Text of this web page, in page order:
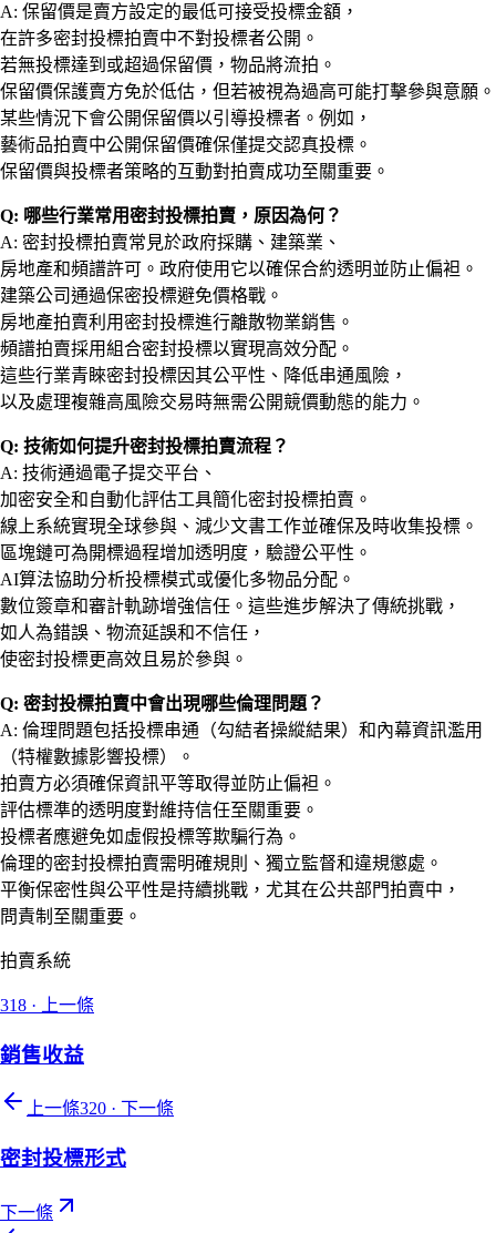
A: 保留價是賣方設定的最低可接受投標金額，
在許多密封投標拍賣中不對投標者公開。
若無投標達到或超過保留價，物品將流拍。
保留價保護賣方免於低估，但若被視為過高可能打擊參與意願。
某些情況下會公開保留價以引導投標者。例如，
藝術品拍賣中公開保留價確保僅提交認真投標。
保留價與投標者策略的互動對拍賣成功至關重要。
Q: 哪些行業常用密封投標拍賣，原因為何？
A: 密封投標拍賣常見於政府採購、建築業、
房地產和頻譜許可。政府使用它以確保合約透明並防止偏袒。
建築公司通過保密投標避免價格戰。
房地產拍賣利用密封投標進行離散物業銷售。
頻譜拍賣採用組合密封投標以實現高效分配。
這些行業青睞密封投標因其公平性、降低串通風險，
以及處理複雜高風險交易時無需公開競價動態的能力。
Q: 技術如何提升密封投標拍賣流程？
A: 技術通過電子提交平台、
加密安全和自動化評估工具簡化密封投標拍賣。
線上系統實現全球參與、減少文書工作並確保及時收集投標。
區塊鏈可為開標過程增加透明度，驗證公平性。
AI算法協助分析投標模式或優化多物品分配。
數位簽章和審計軌跡增強信任。這些進步解決了傳統挑戰，
如人為錯誤、物流延誤和不信任，
使密封投標更高效且易於參與。
Q: 密封投標拍賣中會出現哪些倫理問題？
A: 倫理問題包括投標串通（勾結者操縱結果）和內幕資訊濫用
（特權數據影響投標）。
拍賣方必須確保資訊平等取得並防止偏袒。
評估標準的透明度對維持信任至關重要。
投標者應避免如虛假投標等欺騙行為。
倫理的密封投標拍賣需明確規則、獨立監督和違規懲處。
平衡保密性與公平性是持續挑戰，尤其在公共部門拍賣中，
問責制至關重要。
拍賣系統
318 · 上一條
銷售收益
上一條320 · 下一條
密封投標形式
下一條